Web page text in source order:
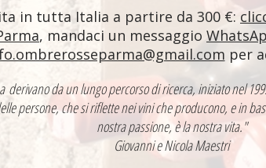
in tutta Italia a partire da 300 €:
, mandaci un messaggio
per
derivano da un lungo percorso di ricerca, iniziato nel
persone, che si riflette nei vini che producono, e in
nostra passione, è la nostra vita."
Giovanni e Nicola Maestri